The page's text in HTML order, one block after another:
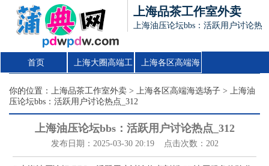
上海品茶工作室外卖
上海油压论坛bbs：活跃用户讨论热
首页 上海大圈高端工
作室
上海各区高端海
选场子
你的位置： 上海品茶工作室外卖 > 上海各区高端海选场子 > 上海油
压论坛bbs：活跃用户讨论热点_312
上海油压论坛bbs：活跃用户讨论热点_312
发布日期：2025-03-30 20:19 点击次数：202